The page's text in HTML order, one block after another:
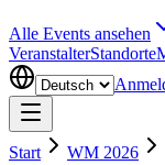
Alle Events ansehen
VeranstalterStandorte
Start WM 2026